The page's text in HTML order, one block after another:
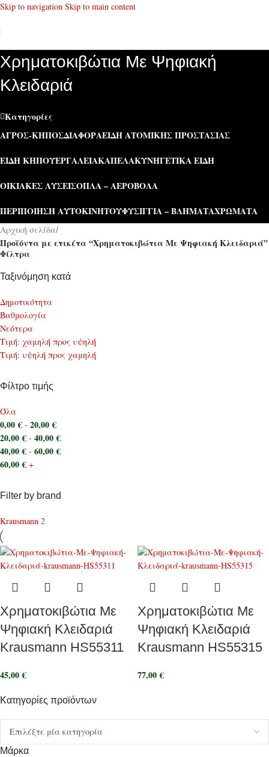
Skip to navigation Skip to main content
Χρηματοκιβώτια Με Ψηφιακή
Κλειδαριά
Κατηγορίες
ΑΓΡΌΣ-ΚΉΠΟΣΔΙΆΦΟΡΑΕΊΔΗ ΑΤΟΜΙΚΉΣ ΠΡΟΣΤΑΣΊΑΣ
ΕΊΔΗ ΚΉΠΟΥΕΡΓΑΛΕΊΑΚΑΠΕΛΑΚΥΝΗΓΕΤΙΚΆ ΕΊΔΗ
ΟΙΚΙΑΚΈΣ ΛΎΣΕΙΣΌΠΛΑ – ΑΕΡΟΒΌΛΑ
ΠΕΡΙΠΟΊΗΣΗ ΑΥΤΟΚΙΝΉΤΟΥΦΥΣΊΓΓΙΑ – ΒΛΉΜΑΤΑΧΡΏΜΑΤΑ
Κατηγορίες προϊόντων
Μάρκα
Αρχική σελίδα/
Προϊόντα με ετικέτα “Χρηματοκιβώτια Με Ψηφιακή Κλειδαριά”
Φίλτρα
Ταξινόμηση κατά
Δημοτικότητα
Bαθμολογία
Νεότερα
Τιμή: χαμηλή προς υψηλή
Τιμή: υψηλή προς χαμηλή
Φίλτρο τιμής
Όλα
0,00€ - 20,00€
20,00€ - 40,00€
40,00€ - 60,00€
60,00€ +
Filter by brand
Krausmann 2
Χρηματοκιβώτια Με
Ψηφιακή Κλειδαριά
Krausmann HS55311
45,00€
Χρηματοκιβώτια Με
Ψηφιακή Κλειδαριά
Krausmann HS55315
77,00€